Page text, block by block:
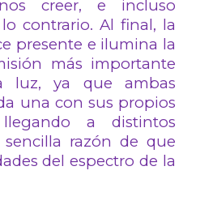
creer, e incluso
contrario. Al final, la
presente e ilumina la
más importante
luz, ya que ambas
una con sus propios
a distintos
razón de que
del espectro de la